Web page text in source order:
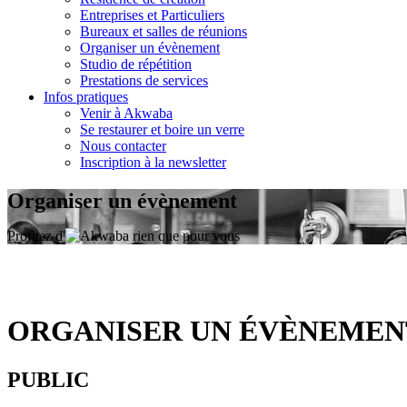
Entreprises et Particuliers
Bureaux et salles de réunions
Organiser un évènement
Studio de répétition
Prestations de services
Infos pratiques
Venir à Akwaba
Se restaurer et boire un verre
Nous contacter
Inscription à la newsletter
Organiser un évènement
Profitez d' rien que pour vous
ORGANISER UN
PUBLIC